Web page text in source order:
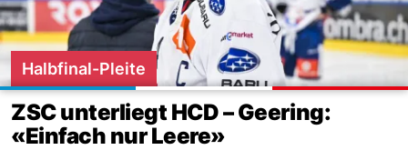
Halbfinal-Pleite
ZSC unterliegt HCD – Geering:
«Einfach nur Leere»